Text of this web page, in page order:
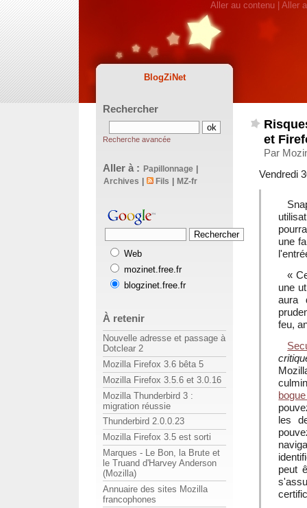
BlogZiNet
Aller au contenu Aller
et
Par
Vendredi
une
«
une
aura
feu,
les
peut
Rechercher
Recherche avancée
Aller à : Papillonnage |
Archives | Fils | MZ-fr
Web
mozinet.free.fr
blogzinet.free.fr
À retenir
Nouvelle adresse et passage à
Dotclear 2
Mozilla Firefox 3.6 bêta 5
Mozilla Firefox 3.5.6 et 3.0.16
Mozilla Thunderbird 3 :
migration réussie
Thunderbird 2.0.0.23
Mozilla Firefox 3.5 est sorti
Marques - Le Bon, la Brute et
le Truand d'Harvey Anderson
(Mozilla)
Annuaire des sites Mozilla
francophones